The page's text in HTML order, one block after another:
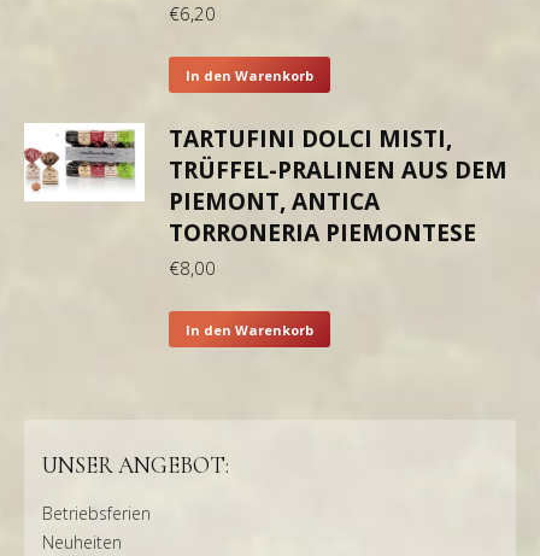
€6,20
In den Warenkorb
TARTUFINI DOLCI MISTI,
TRÜFFEL-PRALINEN AUS DEM
PIEMONT, ANTICA
TORRONERIA PIEMONTESE
€8,00
In den Warenkorb
UNSER ANGEBOT:
Betriebsferien
Neuheiten